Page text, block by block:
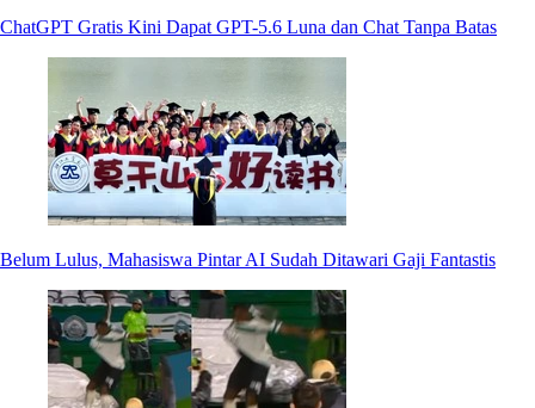
ChatGPT Gratis Kini Dapat GPT-5.6 Luna dan Chat Tanpa Batas
Belum Lulus, Mahasiswa Pintar AI Sudah Ditawari Gaji Fantastis